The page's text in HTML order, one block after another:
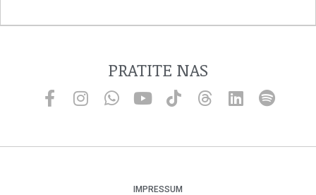
PRATITE NAS
IMPRESSUM